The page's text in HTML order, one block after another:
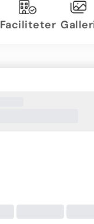
Faciliteter